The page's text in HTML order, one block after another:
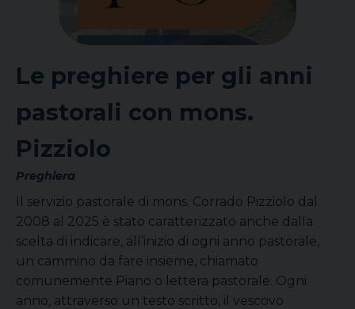
Le preghiere per gli anni
pastorali con mons.
Pizziolo
Preghiera
Il servizio pastorale di mons. Corrado Pizziolo dal
2008 al 2025 è stato caratterizzato anche dalla
scelta di indicare, all’inizio di ogni anno pastorale,
un cammino da fare insieme, chiamato
comunemente Piano o lettera pastorale. Ogni
anno, attraverso un testo scritto, il vescovo